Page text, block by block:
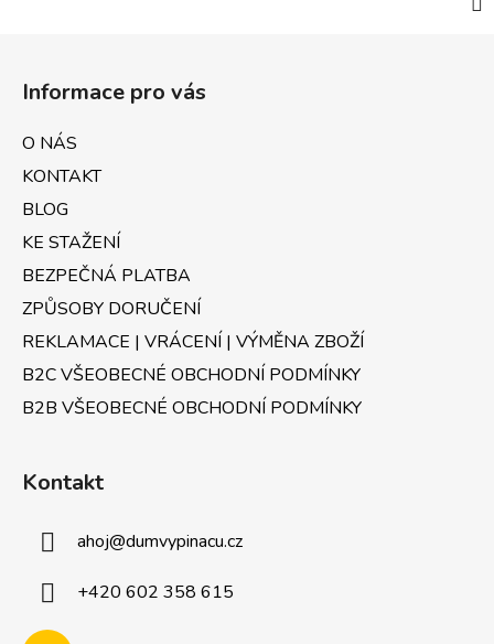
Informace pro vás
O NÁS
KONTAKT
BLOG
KE STAŽENÍ
BEZPEČNÁ PLATBA
ZPŮSOBY DORUČENÍ
REKLAMACE | VRÁCENÍ | VÝMĚNA ZBOŽÍ
B2C VŠEOBECNÉ OBCHODNÍ PODMÍNKY
B2B VŠEOBECNÉ OBCHODNÍ PODMÍNKY
Kontakt
ahoj@dumvypinacu.cz
+420 602 358 615